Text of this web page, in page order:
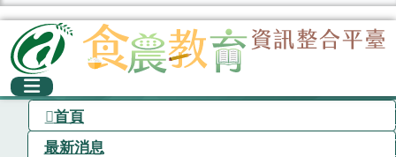
首頁
最新消息